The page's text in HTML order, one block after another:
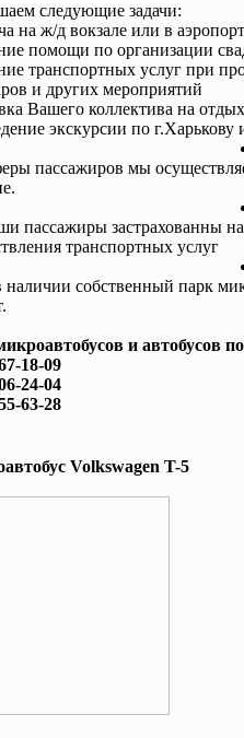
следующие задачи:
на ж/д вокзале или в
помощи по организации
транспортных услуг при
и других мероприятий
Вашего коллектива на отдых
экскурсии по г.Харькову
пассажиров мы
пассажиры застрахованны
транспортных услуг
наличии собственный парк
и автобусов
18-09
24-04
63-28
Volkswagen T-5